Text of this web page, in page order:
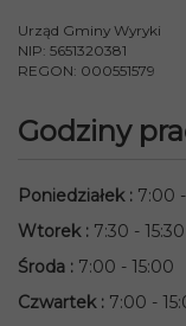
Urząd Gminy Wyryki
NIP: 5651320381
REGON: 000551579
Godziny
Poniedziałek: 7:00
Wtorek: 7:30 - 15:30
Środa : 7:00 - 15:00
Czwartek: 7:00 -